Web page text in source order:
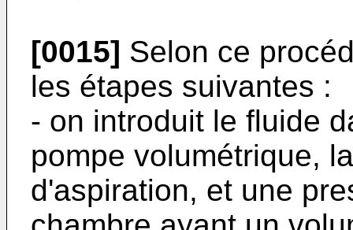
[0015] Selon ce
les étapes suivantes :
- on introduit le fluide
pompe volumétrique,
d'aspiration, et une